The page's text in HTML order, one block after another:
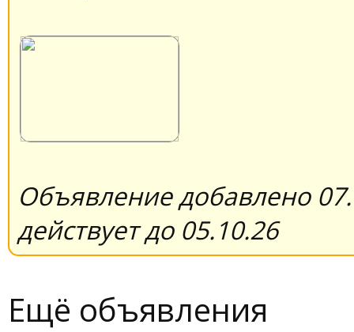
Объявление добавлено
действует до 05.10.26
Ещё объявления